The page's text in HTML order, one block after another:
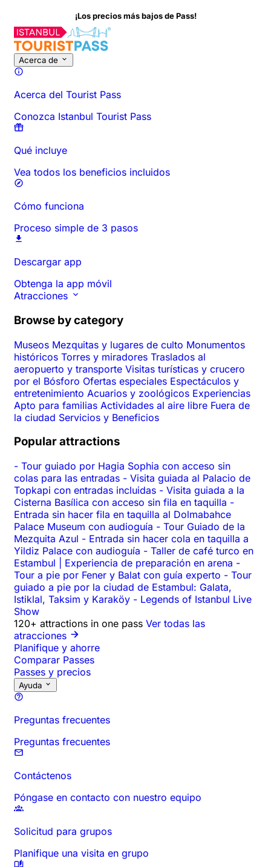
¡Los precios más bajos de Pass!
Acerca de
Acerca del Tourist Pass
Conozca Istanbul Tourist Pass
Qué incluye
Vea todos los beneficios incluidos
Cómo funciona
Proceso simple de 3 pasos
Descargar app
Obtenga la app móvil
Atracciones
Browse by category
Museos Mezquitas y lugares de culto Monumentos
históricos Torres y miradores Traslados al
aeropuerto y transporte Visitas turísticas y crucero
por el Bósforo Ofertas especiales Espectáculos y
entretenimiento Acuarios y zoológicos Experiencias
Apto para familias Actividades al aire libre Fuera de
la ciudad Servicios y Beneficios
Popular attractions
- Tour guiado por Hagia Sophia con acceso sin
colas para las entradas - Visita guiada al Palacio de
Topkapi con entradas incluidas - Visita guiada a la
Cisterna Basílica con acceso sin fila en taquilla -
Entrada sin hacer fila en taquilla al Dolmabahce
Palace Museum con audioguía - Tour Guiado de la
Mezquita Azul - Entrada sin hacer cola en taquilla a
Yildiz Palace con audioguía - Taller de café turco en
Estambul | Experiencia de preparación en arena -
Tour a pie por Fener y Balat con guía experto - Tour
guiado a pie por la ciudad de Estambul: Galata,
Istiklal, Taksim y Karaköy - Legends of Istanbul Live
Show
120+ attractions in one pass Ver todas las
atracciones
Planifique y ahorre
Comparar Passes
Passes y precios
Ayuda
Preguntas frecuentes
Preguntas frecuentes
Contáctenos
Póngase en contacto con nuestro equipo
Solicitud para grupos
Planifique una visita en grupo
Sobre esta actividad Descripción general Horarios y Duración